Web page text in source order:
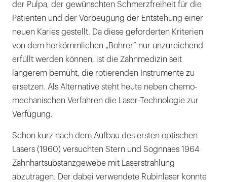
der Pulpa, der gewünschten Schmerzfreiheit für die
Patienten und der Vorbeugung der Entstehung einer
neuen Karies gestellt. Da diese geforderten Kriterien
von dem herkömmlichen „Bohrer“ nur unzureichend
erfüllt werden können, ist die Zahnmedizin seit
längerem bemüht, die rotierenden Instrumente zu
ersetzen. Als Alternative steht heute neben chemo-
mechanischen Verfahren die Laser-Technologie zur
Verfügung.
Schon kurz nach dem Aufbau des ersten optischen
Lasers (1960) versuchten Stern und Sognnaes 1964
Zahnhartsubstanzgewebe mit Laserstrahlung
abzutragen. Der dabei verwendete Rubinlaser konnte